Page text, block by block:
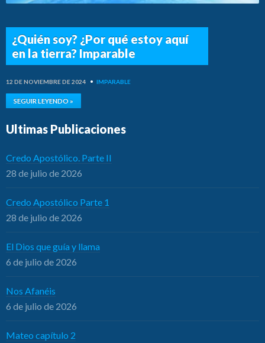
¿Quién soy? ¿Por qué estoy aquí
en la tierra? Imparable
12 DE NOVIEMBRE DE 2024 • IMPARABLE
SEGUIR LEYENDO »
Ultimas Publicaciones
Credo Apostólico. Parte II
28 de julio de 2026
Credo Apostólico Parte 1
28 de julio de 2026
El Dios que guía y llama
6 de julio de 2026
Nos Afanéis
6 de julio de 2026
Mateo capítulo 2